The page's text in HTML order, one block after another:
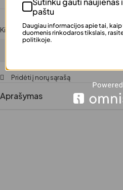
Kiekis
Pridėti į norų sąrašą
Aprašymas
paštu
Daugiau informacijos apie tai,
duomenis rinkodaros tikslais,
politikoje.